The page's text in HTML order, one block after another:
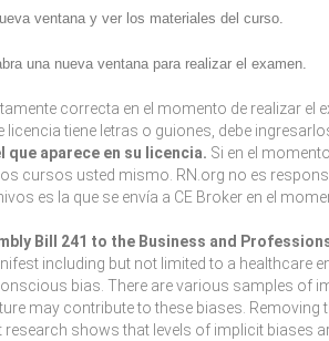
ventana y ver los materiales del curso.
una nueva ventana para realizar el examen.
correcta en el momento de realizar el
tiene letras o guiones, debe
que aparece en su licencia. Si en el
cursos usted mismo. RN.org no es
es la que se envía a CE Broker en el
Bill 241 to the Business and
including but not limited to a healthcare
bias. There are various samples of
may contribute to these biases. Removing
shows that levels of implicit biases